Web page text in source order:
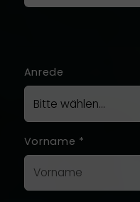
Anrede
Vorname *